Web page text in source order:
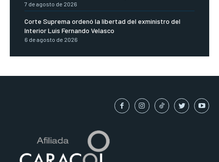
7 de agosto de 2026
Corte Suprema ordenó la libertad del exministro del
Interior Luis Fernando Velasco
6 de agosto de 2026